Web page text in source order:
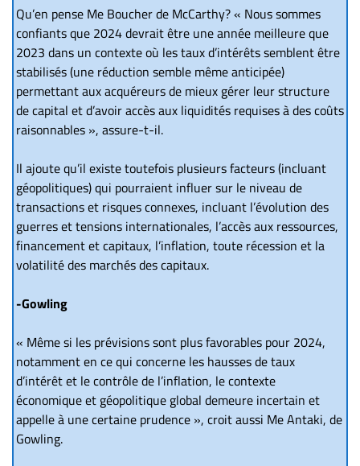
Qu’en pense Me Boucher de McCarthy? « Nous sommes
confiants que 2024 devrait être une année meilleure que
2023 dans un contexte où les taux d’intérêts semblent être
stabilisés (une réduction semble même anticipée)
permettant aux acquéreurs de mieux gérer leur structure
de capital et d’avoir accès aux liquidités requises à des coûts
raisonnables », assure-t-il.
Il ajoute qu’il existe toutefois plusieurs facteurs (incluant
géopolitiques) qui pourraient influer sur le niveau de
transactions et risques connexes, incluant l’évolution des
guerres et tensions internationales, l’accès aux ressources,
financement et capitaux, l’inflation, toute récession et la
volatilité des marchés des capitaux.
-Gowling
« Même si les prévisions sont plus favorables pour 2024,
notamment en ce qui concerne les hausses de taux
d’intérêt et le contrôle de l’inflation, le contexte
économique et géopolitique global demeure incertain et
appelle à une certaine prudence », croit aussi Me Antaki, de
Gowling.